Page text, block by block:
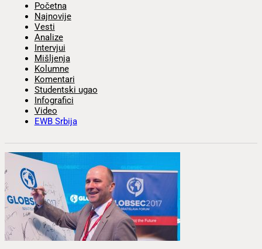
Početna
Najnovije
Vesti
Analize
Intervjui
Mišljenja
Kolumne
Komentari
Studentski ugao
Infografici
Video
EWB Srbija